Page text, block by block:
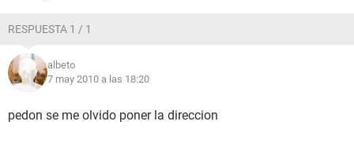
RESPUESTA 1 / 1
albeto
7 may 2010 a las 18:20
pedon se me olvido poner la direccion